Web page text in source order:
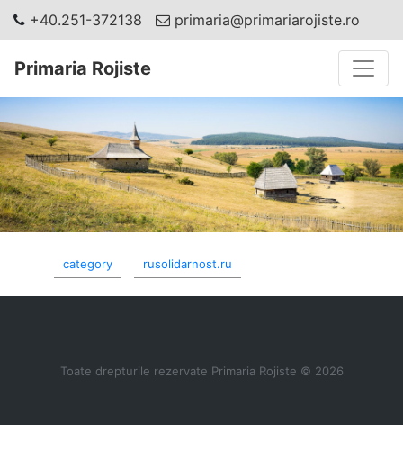
+40.251-372138 primaria@primariarojiste.ro
Primaria Rojiste
category rusolidarnost.ru
Toate drepturile rezervate Primaria Rojiste © 2026